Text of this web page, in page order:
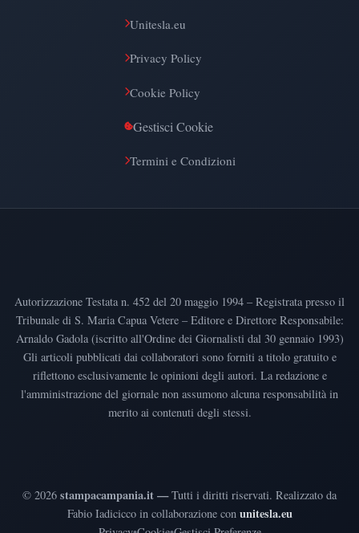
Unitesla.eu
Privacy Policy
Cookie Policy
Gestisci Cookie
Termini e Condizioni
Autorizzazione Testata n. 452 del 20 maggio 1994 – Registrata presso il
Tribunale di S. Maria Capua Vetere – Editore e Direttore Responsabile:
Arnaldo Gadola (iscritto all'Ordine dei Giornalisti dal 30 gennaio 1993)
Gli articoli pubblicati dai collaboratori sono forniti a titolo gratuito e
riflettono esclusivamente le opinioni degli autori. La redazione e
l'amministrazione del giornale non assumono alcuna responsabilità in
merito ai contenuti degli stessi.
© 2026 stampacampania.it —Tutti i diritti riservati. Realizzato da
Fabio Iadicicco in collaborazione con unitesla.eu